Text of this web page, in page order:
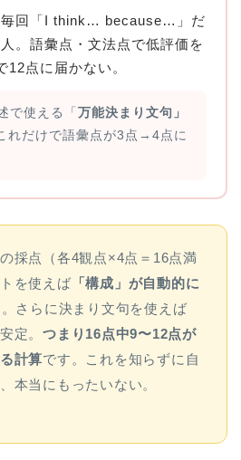
毎回「I think… because…」だ
。語彙点・文法点で低評価を
12点に届かない。
で使える「 万能決まり文句」
れだけで語彙点が3点→4点に
採点（各4観点×4点＝16点満
を使えば 「構成」が自動的に
さらに決まり文句を使えば
定。 つまり16点中9〜12点が
計算です。これを知らずに自
本当にもったいない。